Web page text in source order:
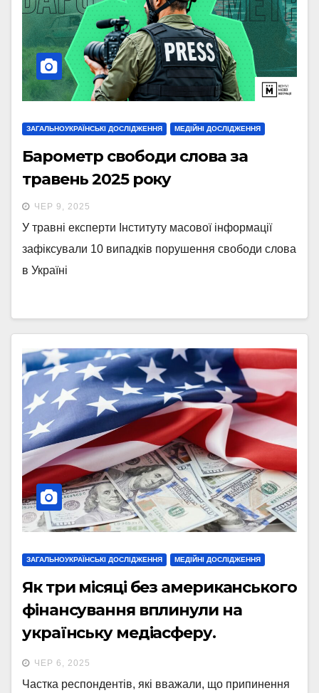
ЗАГАЛЬНОУКРАЇНСЬКІ ДОСЛІДЖЕННЯ МЕДІЙНІ ДОСЛІДЖЕННЯ
Барометр свободи слова за
травень 2025 року
ЧЕР 9, 2025
У травні експерти Інституту масової інформації
зафіксували 10 випадків порушення свободи слова
в Україні
ЗАГАЛЬНОУКРАЇНСЬКІ ДОСЛІДЖЕННЯ МЕДІЙНІ ДОСЛІДЖЕННЯ
Як три місяці без американського
фінансування вплинули на
українську медіасферу.
Опитування ІМІ
ЧЕР 6, 2025
Частка респондентів, які вважали, що припинення